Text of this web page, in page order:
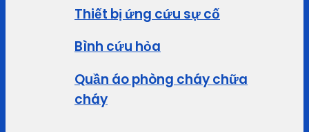
Thiết bị ứng cứu sự cố
Bình cứu hỏa
Quần áo phòng cháy chữa
cháy